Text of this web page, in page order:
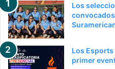
Los
Los Esports
primer